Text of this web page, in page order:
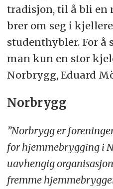
tradisjon, til å bli en
brer om seg i
studenthybler. For å
man kun en stor
Norbrygg, Eduard
Norbrygg
”Norbrygg er
for hjemmebrygging i
uavhengig
fremme